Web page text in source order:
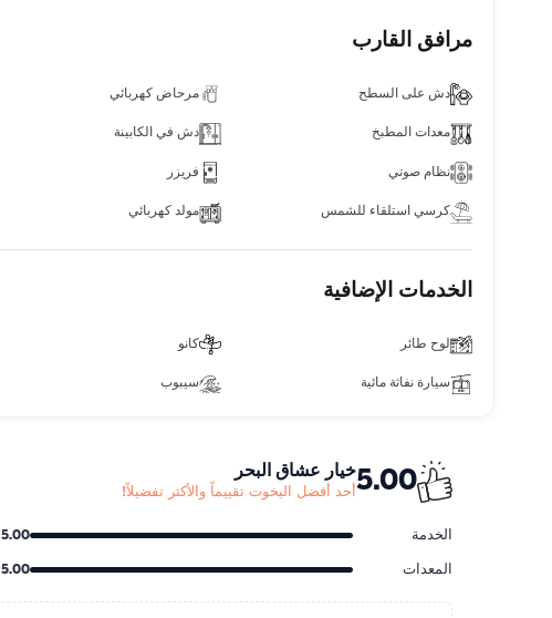
مرافق القارب
دش على السطح مرحاض كهربائي
معدات المطبخ دش في الكابينة
نظام صوتي فريزر
كرسي استلقاء للشمس مولد كهربائي
الخدمات الإضافية
لوح طائر كانو
سيارة نفاثة مائية سيبوب
5.00خيار عشاق البحر
أحد أفضل اليخوت تقييماً والأكثر تفضيلاً!
الخدمة 5.00
المعدات 5.00